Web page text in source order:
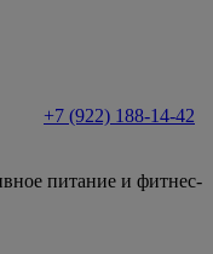
+7 (922) 188-14-42
питание и фитнес-